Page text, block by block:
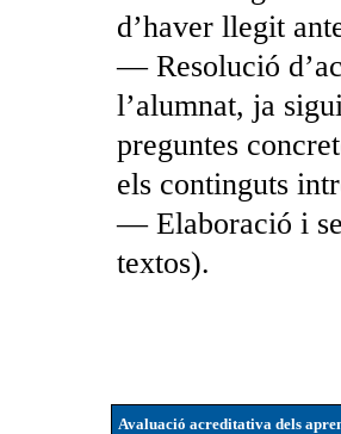
d’haver llegit
— Resolució
l’alumnat, ja
preguntes
els continguts
— Elaboració i
textos).
Avaluació acreditativa dels